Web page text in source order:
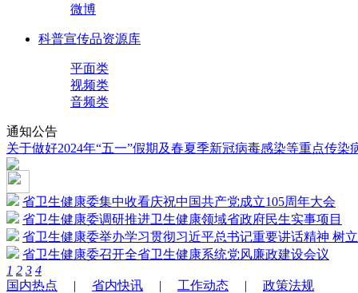
微博
科普宣传品资源库
平面类
视频类
音频类
通知公告
关于做好2024年“五一”假期及春夏季新冠病毒感染等重点传
省卫生健康委集中收看庆祝中国共产党成立105周年大会
省卫生健康委调研推进卫生健康领域省政府民生实事项目
省卫生健康委举办学习贯彻习近平总书记重要讲话精神 树
省卫生健康委召开全省卫生健康系统党风廉政建设会议
1 2 3 4
国内热点
| 省内快讯 | 工作动态 | 政策法规